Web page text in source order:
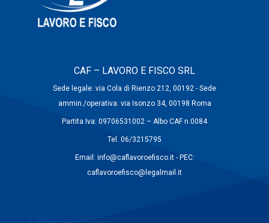
CAF – LAVORO E FISCO SRL
Sede legale: via Cola di Rienzo 212, 00192 - Sede
ammin./operativa: via Isonzo 34, 00198 Roma
Partita Iva: 09706531002 – Albo CAF n.0084
Tel. 06/3215795
Email: info@caflavoroefisco.it - PEC:
caflavoroefisco@legalmail.it